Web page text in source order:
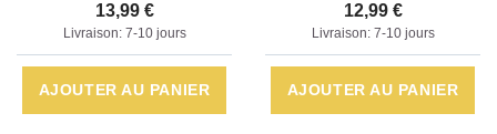
13,99 €
Livraison: 7-10 jours
AJOUTER AU PANIER
12,99 €
Livraison: 7-10 jours
AJOUTER AU PANIER